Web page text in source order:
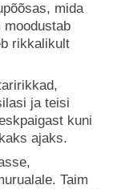
mida
moodustab
rikkalikult
ja teisi
kuni
ajaks.
Taim